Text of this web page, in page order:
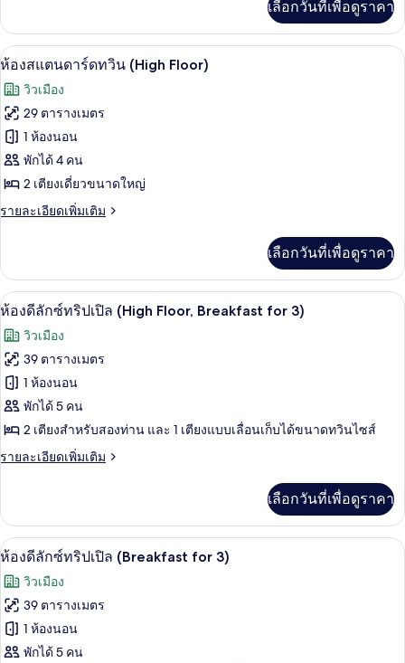
เกี่ยว
กับ
ห้อง
ดับเบิล
(High
Floor)
เลือกวันที่เพื่อดูราคา
เปิด
ภาพถ่าย
ทั้งหมด
ของ
ห้อง
สแตนดาร์ด
ทวิน
ตู้นิรภัยในห้องพัก, โต๊ะทำงาน, พื้นที่ท
5
ห้องสแตนดาร์ดทวิน (High Floor)
วิวเมือง
29 ตารางเมตร
1 ห้องนอน
พักได้ 4 คน
2 เตียงเดี่ยวขนาดใหญ่
รายละเอียดเพิ่มเติม
ราย
เกี่ยว
กับ
ห้อง
ทวิ
น
(High
Floor)
เลือกวันที่เพื่อดูราคา
เปิด
ภาพถ่าย
ทั้งหมด
ของ
ห้อง
ดี
ลัก
ทริปเปิล
(High
Floor,
Breakfast
for
3)
5
ห้องดีลักซ์ทริปเปิล (High Floor, Breakfast for 3)
วิวเมือง
39 ตารางเมตร
1 ห้องนอน
พักได้ 5 คน
2 เตียงสำหรับสองท่าน และ 1 เตียงแบบเลื่อนเก็บได้ขนาดทวินไซส์
รายละเอียดเพิ่มเติม
ราย
เกี่ยว
กับ
ห้อง
ลัก
ซ์
ทริปเปิล
(High
Floor,
เลือกวันที่เพื่อดูราคา
เปิด
ภาพถ่าย
ทั้งหมด
ของ
ห้อง
5
ห้องดีลักซ์ทริปเปิล (Breakfast for 3)
วิวเมือง
39 ตารางเมตร
1 ห้องนอน
พักได้ 5 คน